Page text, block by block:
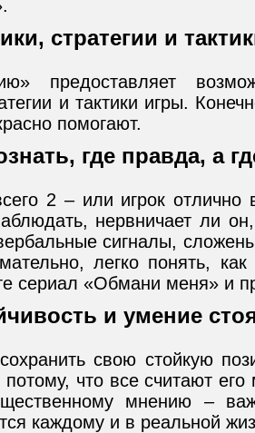
стратегии и
предоставляет
и тактики игры.
помогают.
где правда, а
2 – или игрок отлично
нервничает ли
сигналы,
легко понять,
сериал «Обмани меня» и
и умение
свою стойкую
потому, что все считают
мнению –
каждому и в реальной